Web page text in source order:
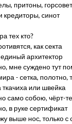
притоны, горсовет
кредиторы, синот
тех кто?
как секта
архитектор
мне суждено тут
- сетка, полотно,
или швейка
само собою, чёрт-
в руке сертификат
выше нос, только с